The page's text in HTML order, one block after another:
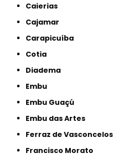
Caierias
Cajamar
Carapicuíba
Cotia
Diadema
Embu
Embu Guaçú
Embu das Artes
Ferraz de Vasconcelos
Francisco Morato